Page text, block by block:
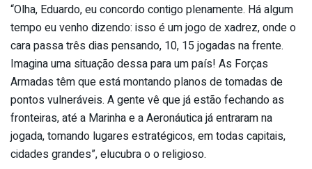
“Olha, Eduardo, eu concordo contigo plenamente. Há algum
tempo eu venho dizendo: isso é um jogo de xadrez, onde o
cara passa três dias pensando, 10, 15 jogadas na frente.
Imagina uma situação dessa para um país! As Forças
Armadas têm que está montando planos de tomadas de
pontos vulneráveis. A gente vê que já estão fechando as
fronteiras, até a Marinha e a Aeronáutica já entraram na
jogada, tomando lugares estratégicos, em todas capitais,
cidades grandes”, elucubra o o religioso.